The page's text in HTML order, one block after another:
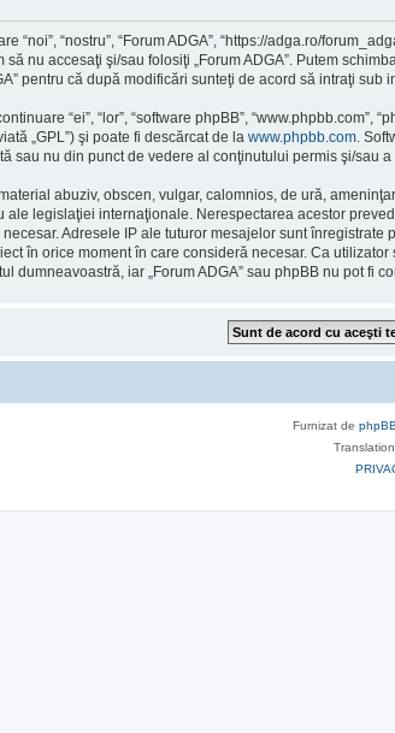
“noi”, “nostru”, “Forum ADGA”, “https://adga.ro/
nu accesaţi şi/sau folosiţi „Forum ADGA”. Putem
pentru că după modificări sunteţi de acord să intraţi
“ei”, “lor”, “software phpBB”,
„GPL”) şi poate fi descărcat de la www.phpbb.com.
sau nu din punct de vedere al conţinutului permis şi/sau
abuziv, obscen, vulgar, calomnios, de ură,
ale legislaţiei internaţionale. Nerespectarea acestor
Adresele IP ale tuturor mesajelor sunt
în orice moment în care consideră necesar. Ca
dumneavoastră, iar „Forum ADGA” sau phpBB nu pot
Furnizat de phpBB